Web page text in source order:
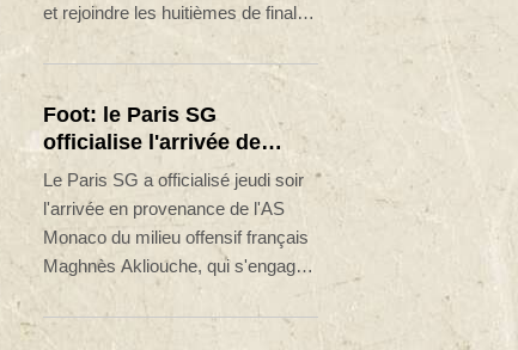
et rejoindre les huitièmes de finale
du Masters 1000 du Canada, tout
comme Arthur Rinderknech qui a
profité de l'abandon de l'Américain
Frances Tiafoe.
Foot: le Paris SG
officialise l'arrivée de
Maghnès Akliouche en
provenance de Monaco
Le Paris SG a officialisé jeudi soir
l'arrivée en provenance de l'AS
Monaco du milieu offensif français
Maghnès Akliouche, qui s'engage
avec le club de la capitale jusqu'en
2031.